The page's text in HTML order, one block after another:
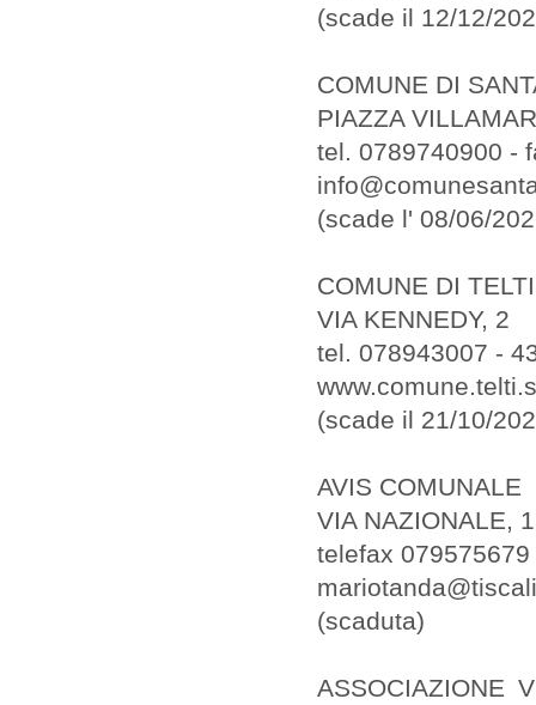
(scade il 12/12/
COMUNE DI
PIAZZA
tel. 0789740900 -
(scade l' 08/06/
COMUNE DI TELTI
VIA KENNEDY, 2
tel. 078943007 -
(scade il 21/10/
AVIS COMUNALE
VIA NAZIONALE,
telefax
(scaduta)
ASSOCIAZIONE